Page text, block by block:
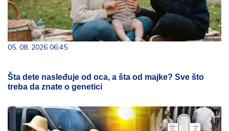
05. 08. 2026 06:45
Šta dete nasleđuje od oca, a šta od majke? Sve što
treba da znate o genetici